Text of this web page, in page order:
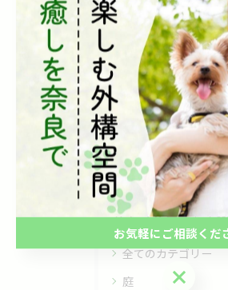
重厚感のある天然石貼りの門まわり
やわらかな塗り壁を組み合...
2026/05/19
2 4 5
カテゴリー
全てのカテゴリー
庭
お気軽にご相談くだ
お気軽にご相談くだ